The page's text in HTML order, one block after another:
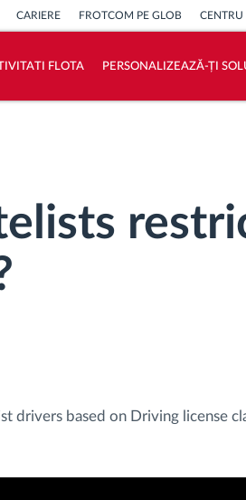
CARIERE FROTCOM PE GLOB CENTRU
FLOTA PERSONALIZEAZĂ-ȚI
drivers based on Driving license